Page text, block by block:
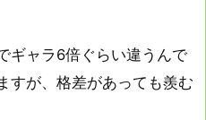
ギャラ6倍ぐらい違うんで
すが、格差があっても羨む